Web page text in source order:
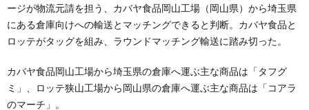
ージが物流元請を担う、カバヤ食品岡山工場（岡山県）から埼玉県
にある倉庫向けへの輸送とマッチングできると判断。カバヤ食品と
ロッテがタッグを組み、ラウンドマッチング輸送に踏み切った。
カバヤ食品岡山工場から埼玉県の倉庫へ運ぶ主な商品は「タフグ
ミ」、ロッテ狭山工場から岡山県の倉庫へ運ぶ主な商品は「コアラ
のマーチ」。